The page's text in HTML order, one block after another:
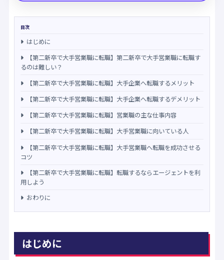
目次
はじめに
【第二新卒で大手営業職に転職】第二新卒で大手営業職に転職す
るのは難しい？
【第二新卒で大手営業職に転職】大手企業へ転職するメリット
【第二新卒で大手営業職に転職】大手企業へ転職するデメリット
【第二新卒で大手営業職に転職】営業職の主な仕事内容
【第二新卒で大手営業職に転職】大手営業職に向いている人
【第二新卒で大手営業職に転職】大手営業職へ転職を成功させる
コツ
【第二新卒で大手営業職に転職】転職するならエージェントを利
用しよう
おわりに
はじめに